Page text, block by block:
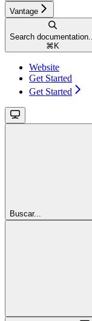
Vantage
Search documentation...
⌘ K
Website
Get Started
Get Started
Buscar...